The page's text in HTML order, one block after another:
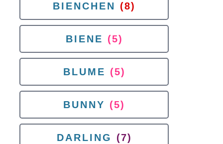
BIENCHEN (8)
BIENE (5)
BLUME (5)
BUNNY (5)
DARLING (7)